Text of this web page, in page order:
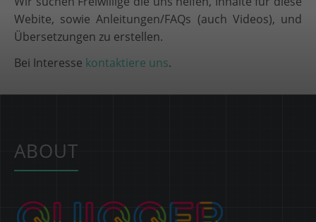
Webite, sowie Anleitungen/FAQs (auch Videos), und
Übersetzungen zu erstellen.
Bei Interesse kontaktiere uns.
ABOUT